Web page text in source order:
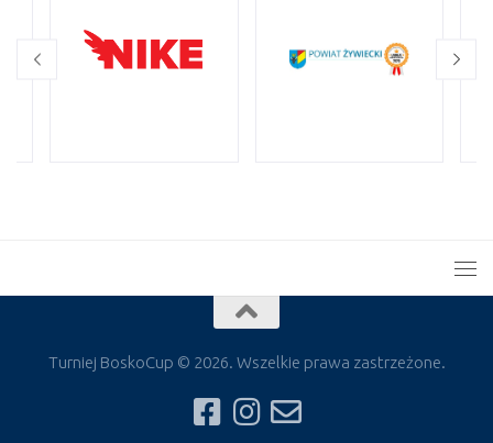
Turniej BoskoCup © 2026. Wszelkie prawa zastrzeżone.